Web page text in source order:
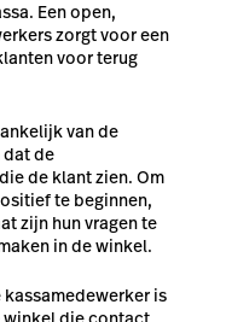
Een open,
zorgt voor een
voor terug
van de
dat de
de klant zien. Om
te beginnen,
zijn hun vragen te
in de winkel.
kassamedewerker is